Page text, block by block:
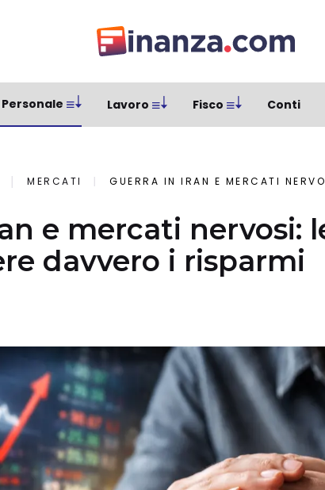
Lavoro Fisco Conti
MERCATI GUERRA IN IRAN E MERCATI NERVOSI: LE
e mercati nervosi:
davvero i risparmi